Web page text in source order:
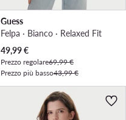
Guess
Felpa · Bianco · Relaxed Fit
Prezzo attuale
49,99€
Prezzo regolare69,99 €
Prezzo più basso43,99 €